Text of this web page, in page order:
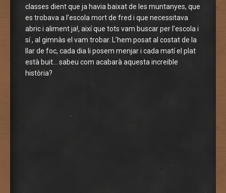
classes dient que ja havia baixat de les muntanyes, que
es trobava a l’escola mort de fred i que necessitava
abric i aliment ja!, així que tots vam buscar per l’escola i
sí , al gimnàs el vam trobar. L’hem posat al costat de la
llar de foc, cada dia li posem menjar i cada matí el plat
està buit… sabeu com acabarà aquesta increible
història?